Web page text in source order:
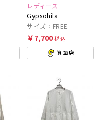
レディース
Gypsohila
サイズ：FREE
￥7,700税込
箕面店